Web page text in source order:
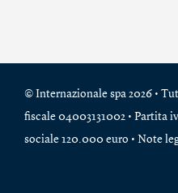
© Internazionale spa 2026 •
fiscale 04003131002 • Partita
sociale 120.000 euro • Note